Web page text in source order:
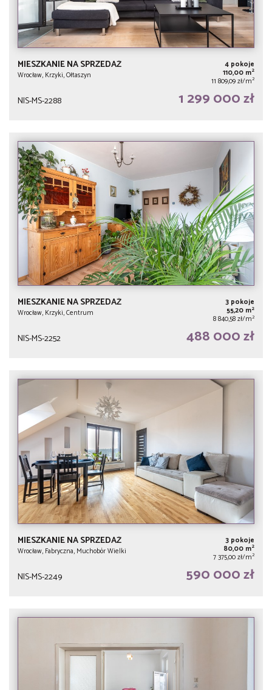
MIESZKANIE NA SPRZEDAŻ
Wrocław, Krzyki, Ołtaszyn
4 pokoje
110,00 m2
11 809,09 zł/m2
NIS-MS-2288 1 299 000 zł
MIESZKANIE NA SPRZEDAŻ
Wrocław, Krzyki, Centrum
3 pokoje
55,20 m2
8 840,58 zł/m2
NIS-MS-2252 488 000 zł
MIESZKANIE NA SPRZEDAŻ
Wrocław, Fabryczna, Muchobór Wielki
3 pokoje
80,00 m2
7 375,00 zł/m2
NIS-MS-2249 590 000 zł